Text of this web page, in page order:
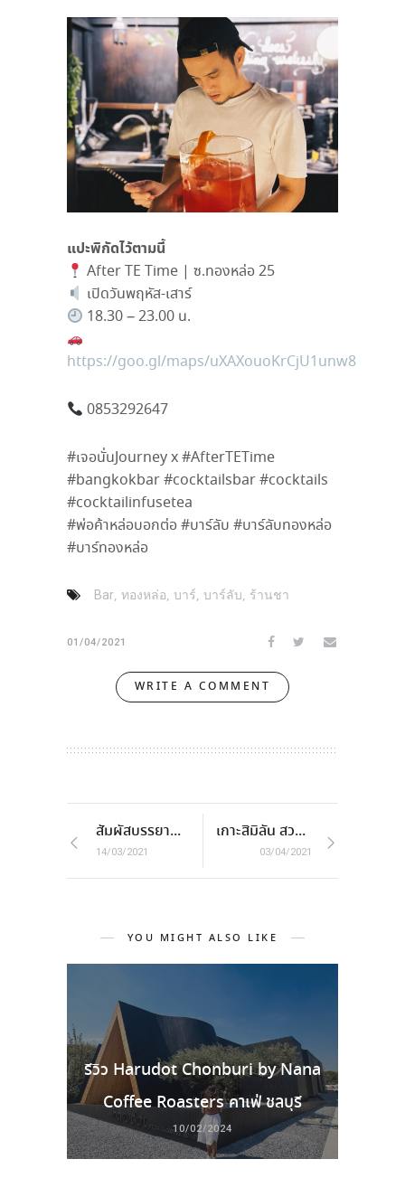
แปะพิกัดไว้ตามนี้
After TE Time | ซ.ทองหล่อ 25
เปิดวันพฤหัส-เสาร์
18.30 – 23.00 น.
https://goo.gl/maps/uXAXouoKrCjU1unw8
0853292647
#เจอนั่นJourney x #AfterTETime
#bangkokbar #cocktailsbar #cocktails
#cocktailinfusetea
#พ่อค้าหล่อบอกต่อ #บาร์ลับ #บาร์ลับทองหล่อ
#บาร์ทองหล่อ
Bar, ทองหล่อ, บาร์, บาร์ลับ, ร้านชา
01/04/2021
WRITE A COMMENT
สัมผัสบรรยากาศรูฟท้อปแบบไม่ซ้ำ ที่ Mekha by Shan Villas
14/03/2021
เกาะสิมิลัน สวรรค์ของคนรักทะเล
03/04/2021
YOU MIGHT ALSO LIKE
รีวิว Harudot Chonburi by Nana
Coffee Roasters คาเฟ่ ชลบุรี
10/02/2024